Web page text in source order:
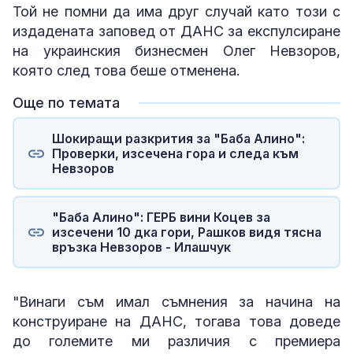
Той не помни да има друг случай като този с
издадената заповед от ДАНС за експулсиране
на украинския бизнесмен Олег Невзоров,
която след това беше отменена.
Още по темата
Шокиращи разкрития за "Баба Алино":
Проверки, изсечена гора и следа към
Невзоров
"Баба Алино": ГЕРБ вини Коцев за
изсечени 10 дка гори, Рашков видя тясна
връзка Невзоров - Илашчук
"Винаги съм имал съмнения за начина на
конструиране на ДАНС, тогава това доведе
до големите ми различия с премиера